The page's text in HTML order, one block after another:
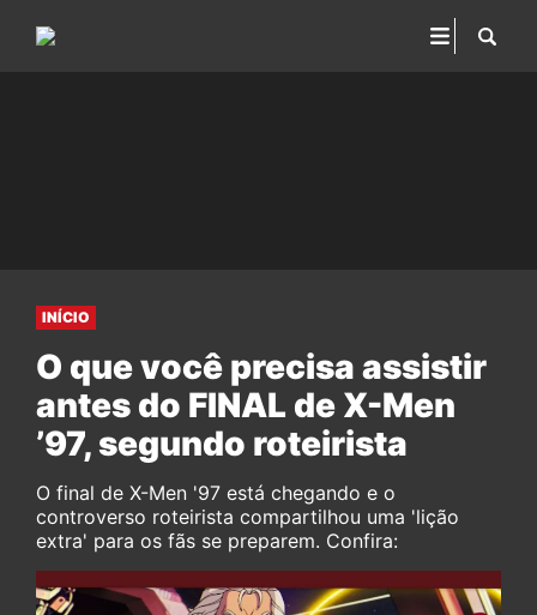
INÍCIO
O que você precisa assistir
antes do FINAL de X-Men
’97, segundo roteirista
O final de X-Men '97 está chegando e o
controverso roteirista compartilhou uma 'lição
extra' para os fãs se preparem. Confira: